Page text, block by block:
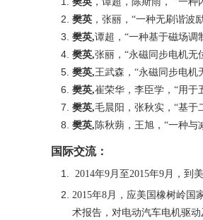
樊英 ，张丽，“一种无刷谐波
樊英,谭超，“一种基于磁场调
樊英,张丽，“永磁同步电机无
樊英,王武森，“永磁同步电机
樊英,崔荣华，李臣学，“用于
樊英,毛晨阳，张秋实，“基于
樊英, 陈秋蒴，王旭，“一种与
国际交流：
2014年9 月至 2015年9 月，到
2015年8 月，应美国橡树岭国
术报告，对电动汽车电机驱动